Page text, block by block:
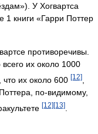
У Хогвартса
1 книги «Гарри Поттер
противоречивы.
их около 1000
их около 600 [12]
по-видимому,
[12][13]